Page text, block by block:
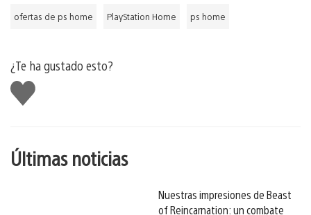
ofertas de ps home PlayStation Home ps home
¿Te ha gustado esto?
Me
gusta
Últimas noticias
Nuestras impresiones de Beast
of Reincarnation: un combate